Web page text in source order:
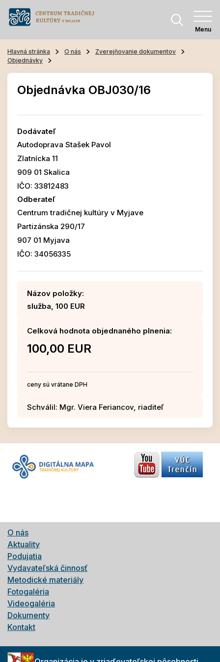
Menu
Hlavná stránka O nás
Zverejňovanie dokumentov
Objednávky
Objednávka OBJ030/16
Dodávateľ
Autodoprava Stašek Pavol
Zlatnícka 11
909 01 Skalica
IČO: 33812483
Odberateľ
Centrum tradičnej kultúry v Myjave
Partizánska 290/17
907 01 Myjava
IČO: 34056335
Názov položky:
služba, 100 EUR
Celková hodnota objednaného plnenia:
100,00 EUR
ceny sú vrátane DPH
Schválil: Mgr. Viera Feriancov, riaditeľ
O nás
Aktuality
Podujatia
Vydavateľská činnosť
Metodické materiály
Fotogaléria
Videogaléria
Dokumenty
Kontakt